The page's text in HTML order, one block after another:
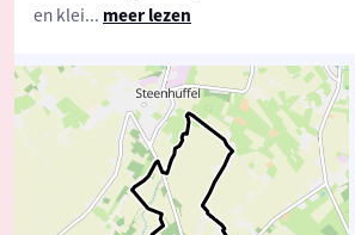
en klei... meer lezen